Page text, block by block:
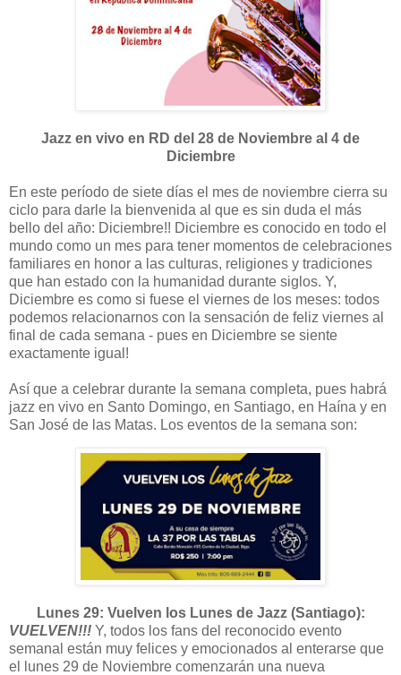
Jazz en vivo en RD del 28 de Noviembre al 4 de
Diciembre
En este período de siete días el mes de noviembre cierra su
ciclo para darle la bienvenida al que es sin duda el más
bello del año: Diciembre!! Diciembre es conocido en todo el
mundo como un mes para tener momentos de celebraciones
familiares en honor a las culturas, religiones y tradiciones
que han estado con la humanidad durante siglos. Y,
Diciembre es como si fuese el viernes de los meses: todos
podemos relacionarnos con la sensación de feliz viernes al
final de cada semana - pues en Diciembre se siente
exactamente igual!
Así que a celebrar durante la semana completa, pues habrá
jazz en vivo en Santo Domingo, en Santiago, en Haína y en
San José de las Matas. Los eventos de la semana son:
Lunes 29: Vuelven los Lunes de Jazz (Santiago):
VUELVEN!!! Y, todos los fans del reconocido evento
semanal están muy felices y emocionados al enterarse que
el lunes 29 de Noviembre comenzarán una nueva